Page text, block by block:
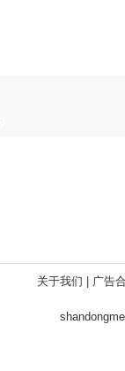
关于我们 广告